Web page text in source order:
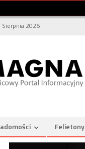
Sierpnia 2026
Felietony